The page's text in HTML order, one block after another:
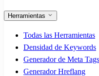
Herramientas
Todas las Herramientas
Densidad de Keywords
Generador de Meta Tags
Generador Hreflang